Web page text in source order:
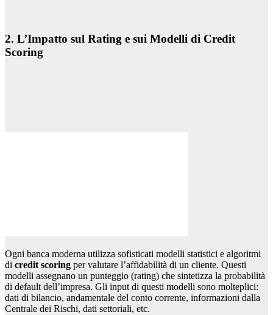
2. L’Impatto sul Rating e sui Modelli di Credit
Scoring
Ogni banca moderna utilizza sofisticati modelli statistici e algoritmi
di credit scoring per valutare l’affidabilità di un cliente. Questi
modelli assegnano un punteggio (rating) che sintetizza la probabilità
di default dell’impresa. Gli input di questi modelli sono molteplici:
dati di bilancio, andamentale del conto corrente, informazioni dalla
Centrale dei Rischi, dati settoriali, etc.